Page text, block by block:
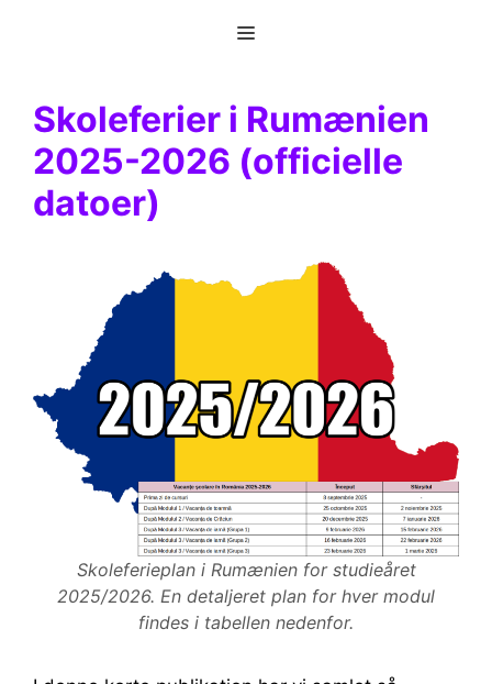
Menu
Skoleferier i Rumænien
2025-2026 (officielle
datoer)
Skoleferieplan i Rumænien for studieåret
2025/2026. En detaljeret plan for hver modul
findes i tabellen nedenfor.